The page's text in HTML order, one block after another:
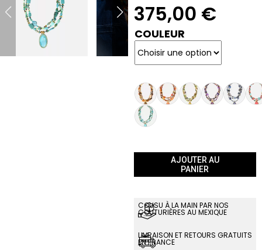
375,00 €
COULEUR
AJOUTER AU
PANIER
COUSU À LA MAIN PAR NOS
COUTURIÈRES AU MEXIQUE
LIVRAISON ET RETOURS GRATUITS
EN FRANCE